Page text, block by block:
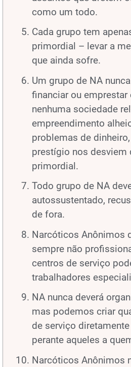
como um todo.
Cada grupo tem
primordial – levar a
que ainda sofre.
Um grupo de NA
financiar ou emprestar
nenhuma sociedade
empreendimento
problemas de
prestígio nos
primordial.
Todo grupo de NA
autossustentado,
de fora.
Narcóticos Anônimos
sempre não
centros de serviço
trabalhadores
NA nunca deverá
mas podemos criar
de serviço
perante aqueles a
Narcóticos Anônimos